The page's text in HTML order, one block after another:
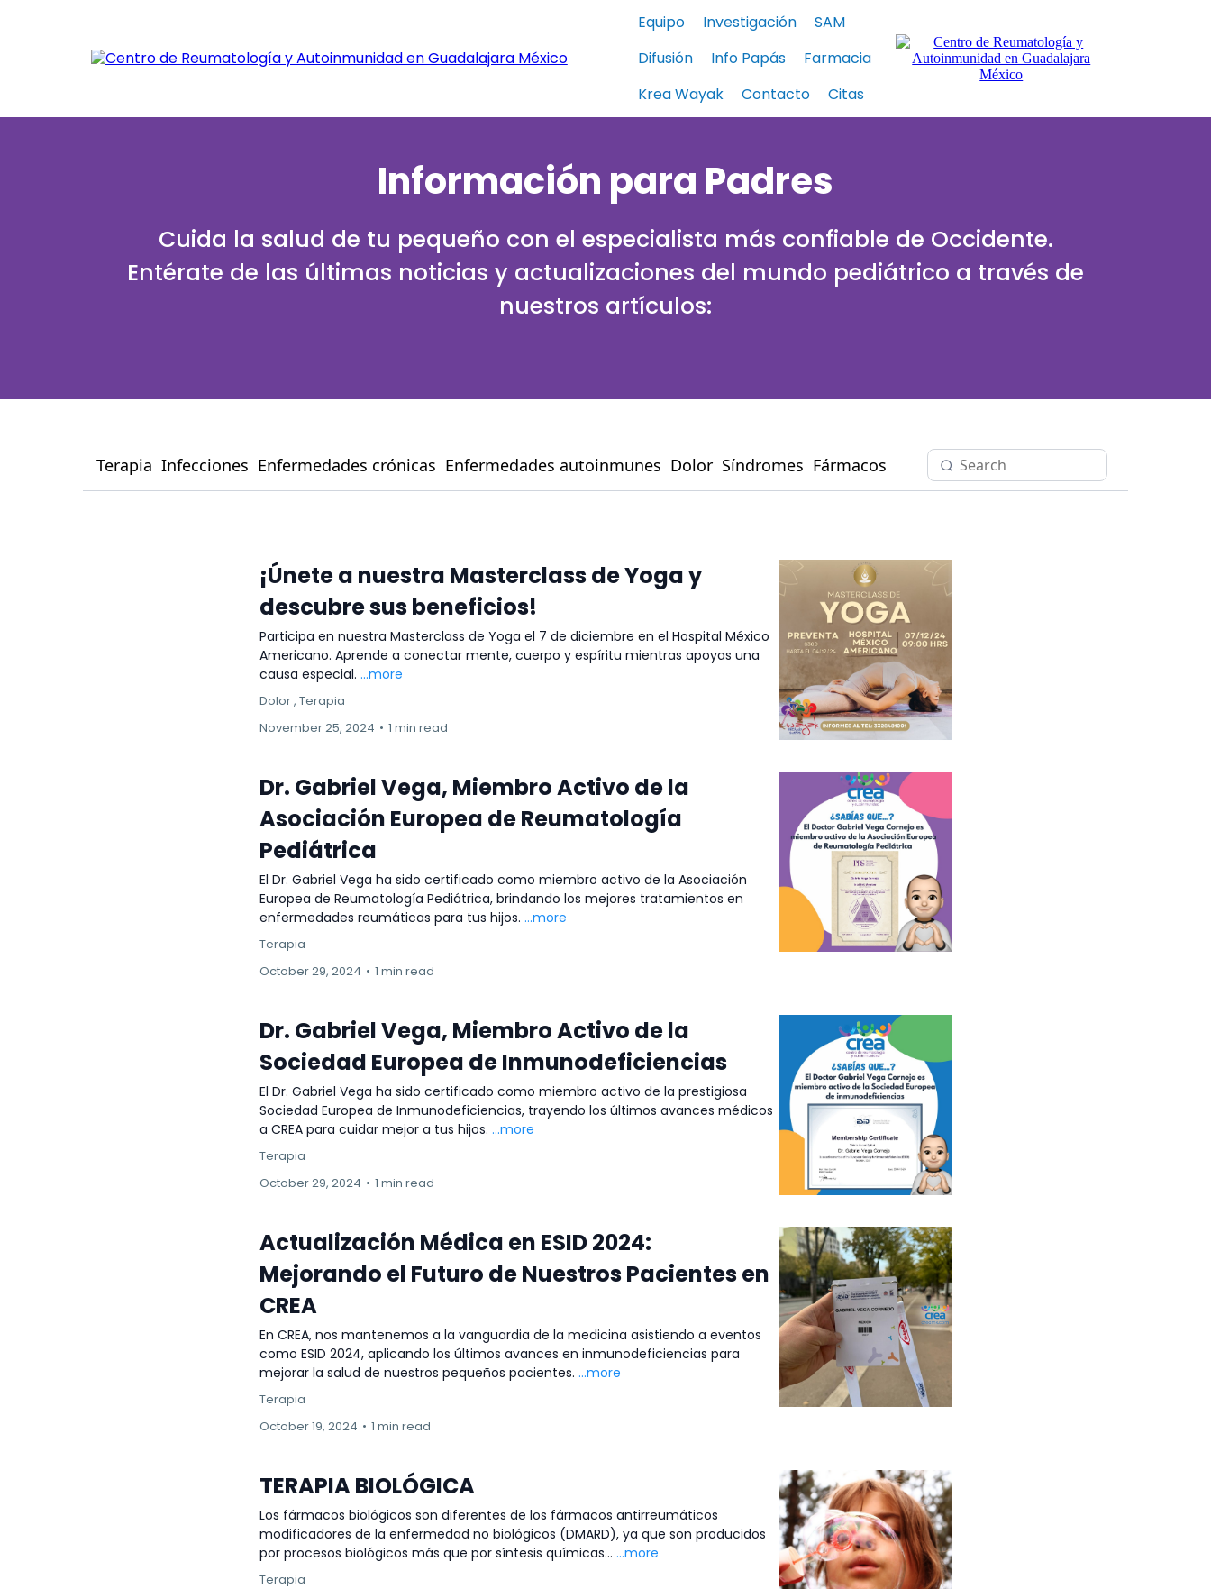
Equipo Investigación
SAM
Difusión
Info Papás
Farmacia
Krea Wayak
Contacto Citas
Información para Padres
Cuida la salud de tu pequeño con el especialista más confiable de Occidente.
Entérate de las últimas noticias y actualizaciones del mundo pediátrico a través de
nuestros artículos:
Terapia Infecciones Enfermedades crónicas Enfermedades autoinmunes Dolor Síndromes Fármacos
¡Únete a nuestra Masterclass de Yoga y
descubre sus beneficios!
Participa en nuestra Masterclass de Yoga el 7 de diciembre en el Hospital México
Americano. Aprende a conectar mente, cuerpo y espíritu mientras apoyas una
causa especial. ...more
Dolor , Terapia
November 25, 2024 • 1 min read
Dr. Gabriel Vega, Miembro Activo de la
Asociación Europea de Reumatología
Pediátrica
El Dr. Gabriel Vega ha sido certificado como miembro activo de la Asociación
Europea de Reumatología Pediátrica, brindando los mejores tratamientos en
enfermedades reumáticas para tus hijos. ...more
Terapia
October 29, 2024 • 1 min read
Dr. Gabriel Vega, Miembro Activo de la
Sociedad Europea de Inmunodeficiencias
El Dr. Gabriel Vega ha sido certificado como miembro activo de la prestigiosa
Sociedad Europea de Inmunodeficiencias, trayendo los últimos avances médicos
a CREA para cuidar mejor a tus hijos. ...more
Terapia
October 29, 2024 • 1 min read
Actualización Médica en ESID 2024:
Mejorando el Futuro de Nuestros Pacientes en
CREA
En CREA, nos mantenemos a la vanguardia de la medicina asistiendo a eventos
como ESID 2024, aplicando los últimos avances en inmunodeficiencias para
mejorar la salud de nuestros pequeños pacientes. ...more
Terapia
October 19, 2024 • 1 min read
TERAPIA BIOLÓGICA
Los fármacos biológicos son diferentes de los fármacos antirreumáticos
modificadores de la enfermedad no biológicos (DMARD), ya que son producidos
por procesos biológicos más que por síntesis químicas... ...more
Terapia